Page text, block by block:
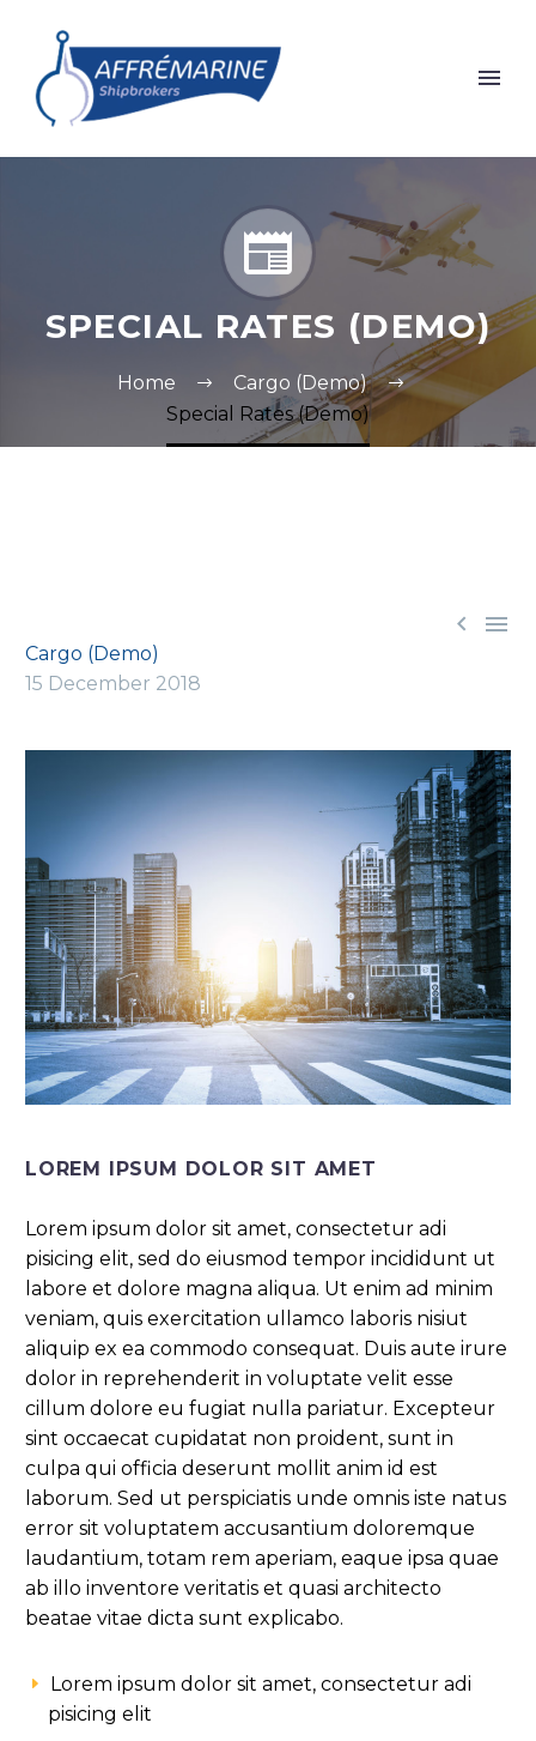


SPECIAL RATES (DEMO)
Home
Cargo (Demo)
Special Rates (Demo)
 
Cargo (Demo)
15 December 2018
LOREM IPSUM DOLOR SIT AMET
Lorem ipsum dolor sit amet, consectetur adi
pisicing elit, sed do eiusmod tempor incididunt ut
labore et dolore magna aliqua. Ut enim ad minim
veniam, quis exercitation ullamco laboris nisiut
aliquip ex ea commodo consequat. Duis aute irure
dolor in reprehenderit in voluptate velit esse
cillum dolore eu fugiat nulla pariatur. Excepteur
sint occaecat cupidatat non proident, sunt in
culpa qui officia deserunt mollit anim id est
laborum. Sed ut perspiciatis unde omnis iste natus
error sit voluptatem accusantium doloremque
laudantium, totam rem aperiam, eaque ipsa quae
ab illo inventore veritatis et quasi architecto
beatae vitae dicta sunt explicabo.
Lorem ipsum dolor sit amet, consectetur adi
pisicing elit